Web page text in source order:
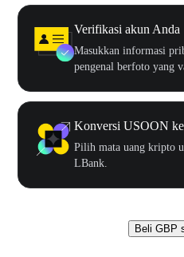
Verifikasi akun Anda
Masukkan informasi
pengenal berfoto yang
Konversi USOON
Pilih mata uang kripto
LBank.
Beli GBP